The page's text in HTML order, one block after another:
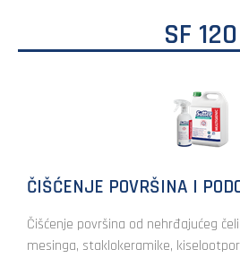
SF 120
ČIŠĆENJE POVRŠINA I
Čišćenje površina od nehrđajućeg
mesinga, staklokeramike,